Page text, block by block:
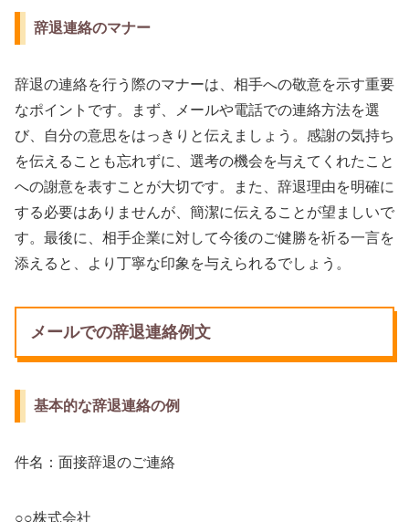
辞退連絡のマナー
辞退の連絡を行う際のマナーは、相手への敬意を示す重要
なポイントです。まず、メールや電話での連絡方法を選
び、自分の意思をはっきりと伝えましょう。感謝の気持ち
を伝えることも忘れずに、選考の機会を与えてくれたこと
への謝意を表すことが大切です。また、辞退理由を明確に
する必要はありませんが、簡潔に伝えることが望ましいで
す。最後に、相手企業に対して今後のご健勝を祈る一言を
添えると、より丁寧な印象を与えられるでしょう。
メールでの辞退連絡例文
基本的な辞退連絡の例
件名：面接辞退のご連絡
○○株式会社